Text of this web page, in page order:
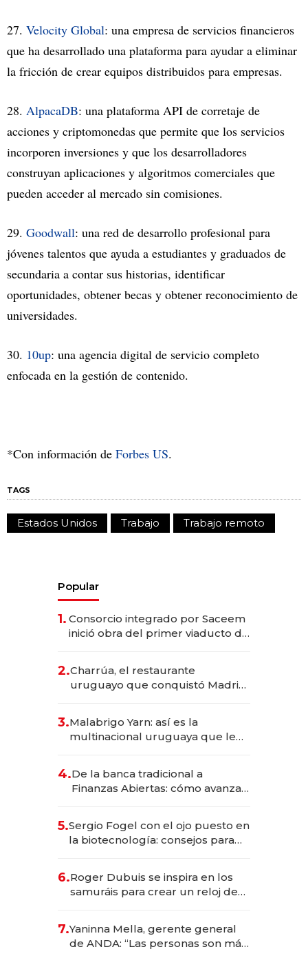
27. Velocity Global: una empresa de servicios financieros
que ha desarrollado una plataforma para ayudar a eliminar
la fricción de crear equipos distribuidos para empresas.
28. AlpacaDB: una plataforma API de corretaje de
acciones y criptomonedas que permite que los servicios
incorporen inversiones y que los desarrolladores
construyan aplicaciones y algoritmos comerciales que
pueden acceder al mercado sin comisiones.
29. Goodwall: una red de desarrollo profesional para
jóvenes talentos que ayuda a estudiantes y graduados de
secundaria a contar sus historias, identificar
oportunidades, obtener becas y obtener reconocimiento de
universidades.
30. 10up: una agencia digital de servicio completo
enfocada en la gestión de contenido.
*Con información de Forbes US.
TAGS
Estados Unidos Trabajo Trabajo remoto
Popular
1. Consorcio integrado por Saceem
inició obra del primer viaducto de
millones
2.Charrúa, el restaurante
uruguayo que conquistó Madrid:
anticipación y prepara apertura
3.Malabrigo Yarn: así es la
multinacional uruguaya que le
4.De la banca tradicional a
Finanzas Abiertas: cómo avanza
5.Sergio Fogel con el ojo puesto en
la biotecnología: consejos para
6.Roger Dubuis se inspira en los
samuráis para crear un reloj de
7.Yaninna Mella, gerente general
de ANDA: “Las personas son más